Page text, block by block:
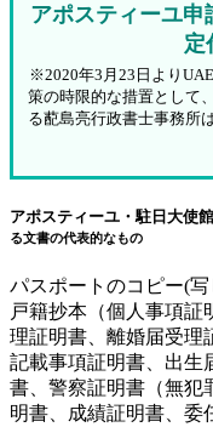
アポスティーユ
定
※2020年3月23日より
策の時限的な措置として
る蓜島亮行政書士事務所
アポスティーユ・駐日大使
る文書の代表的なもの
パスポートのコピー(
戸籍抄本（個人事項証
理証明書、離婚届受理
記載事項証明書、出生
書、警察証明書（無犯
明書、成績証明書、委